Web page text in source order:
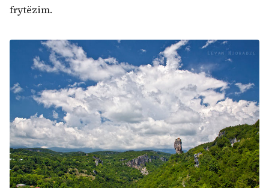
frytëzim.